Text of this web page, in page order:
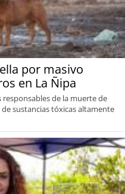
por masivo
en La Ñipa
responsables de la muerte de
sustancias tóxicas altamente